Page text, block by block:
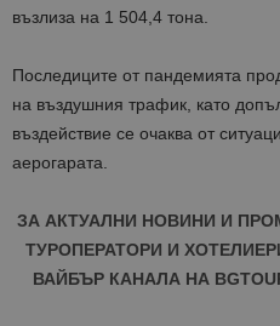
възлиза на 1 504,4 тона.
Последиците от пандемията
на въздушния трафик, като
въздействие се очаква от
аерогарата.
ЗА АКТУАЛНИ НОВИНИ И
ТУРОПЕРАТОРИ И
ВАЙБЪР КАНАЛА НА